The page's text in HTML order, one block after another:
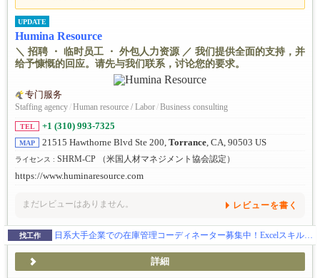
UPDATE
Humina Resource
＼ 招聘 ・ 临时员工 ・ 外包人力资源 ／ 我们提供全面的支持，并
给予慷慨的回应。请先与我们联系，讨论您的要求。
专门服务
Staffing agency/Human resource / Labor/Business consulting
TEL +1 (310) 993-7325
MAP 21515 Hawthorne Blvd Ste 200, Torrance, CA, 90503 US
ライセンス : SHRM-CP （米国人材マネジメント協会認定）
https://www.huminaresource.com
まだレビューはありません。 レビューを書く
找工作 日系大手企業での在庫管理コーディネーター募集中！Excelスキルを活かせるお仕事
詳細